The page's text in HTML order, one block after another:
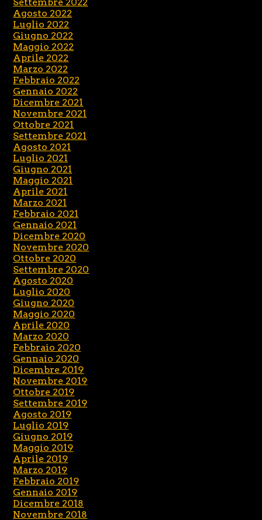
Settembre 2022
Agosto 2022
Luglio 2022
Giugno 2022
Maggio 2022
Aprile 2022
Marzo 2022
Febbraio 2022
Gennaio 2022
Dicembre 2021
Novembre 2021
Ottobre 2021
Settembre 2021
Agosto 2021
Luglio 2021
Giugno 2021
Maggio 2021
Aprile 2021
Marzo 2021
Febbraio 2021
Gennaio 2021
Dicembre 2020
Novembre 2020
Ottobre 2020
Settembre 2020
Agosto 2020
Luglio 2020
Giugno 2020
Maggio 2020
Aprile 2020
Marzo 2020
Febbraio 2020
Gennaio 2020
Dicembre 2019
Novembre 2019
Ottobre 2019
Settembre 2019
Agosto 2019
Luglio 2019
Giugno 2019
Maggio 2019
Aprile 2019
Marzo 2019
Febbraio 2019
Gennaio 2019
Dicembre 2018
Novembre 2018